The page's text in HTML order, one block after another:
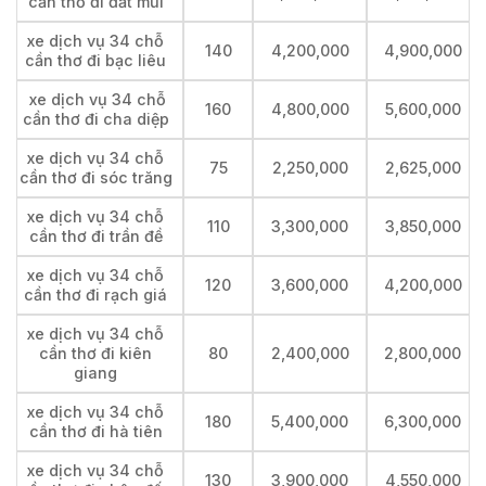
xe dịch vụ 34 chỗ
cần thơ đi bạc liêu
140 4,200,000 4,900,000
xe dịch vụ 34 chỗ
cần thơ đi cha diệp
160 4,800,000 5,600,000
xe dịch vụ 34 chỗ
cần thơ đi sóc trăng
75 2,250,000 2,625,000
xe dịch vụ 34 chỗ
cần thơ đi trần đề
110 3,300,000 3,850,000
xe dịch vụ 34 chỗ
cần thơ đi rạch giá
120 3,600,000 4,200,000
xe dịch vụ 34 chỗ
cần thơ đi kiên
giang
80 2,400,000 2,800,000
xe dịch vụ 34 chỗ
cần thơ đi hà tiên
180 5,400,000 6,300,000
xe dịch vụ 34 chỗ
130 3,900,000 4,550,000